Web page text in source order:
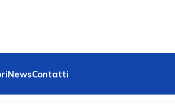
NewsContatti